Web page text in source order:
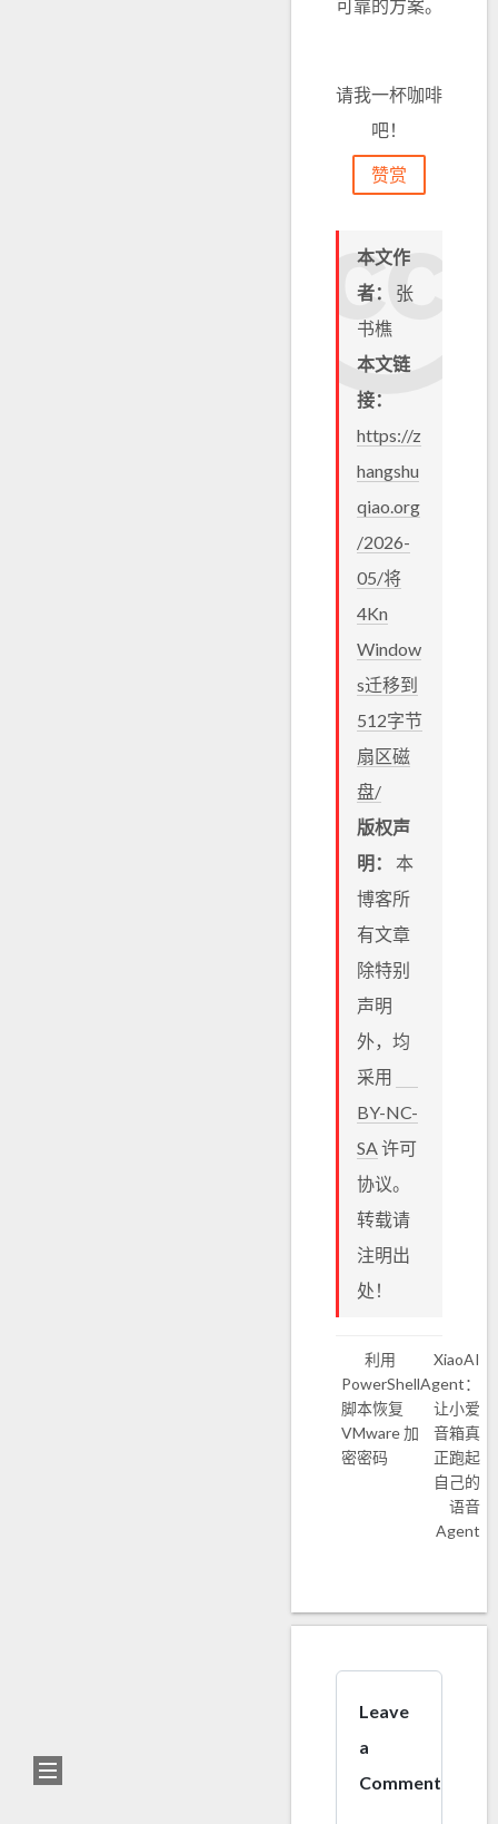
可靠的方案。
请我一杯咖啡
吧！
赞赏
本文作
者： 张
书樵
本文链
接：
https://z
hangshu
qiao.org
/2026-
05/将
4Kn
Window
s迁移到
512字节
扇区磁
盘/
版权声
明： 本
博客所
有文章
除特别
声明
外，均
采用
BY-NC-
SA许可
协议。
转载请
注明出
处！
利用
PowerShell
脚本恢复
VMware 加
密密码
XiaoAI
Agent：
让小爱
音箱真
正跑起
自己的
语音
Agent